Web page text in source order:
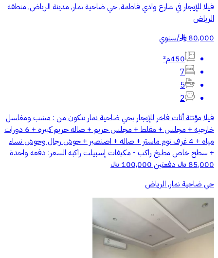
فيلا للإيجار في شارع وادي فاطمة, حي ضاحية نمار, مدينة الرياض, منطقة
الرياض
80,000
§
/سنوي
450م²
7
5
2
فيلا مؤثثة أثاث فاخر للإيجار بحي ضاحية نمار تتكون من : مشب ومغاسل
خارجيه + مجلس + مقلط + مجلس حريم + صاله حريم كبيره + 6 دورات
مياه + 4 غرف نوم ماستر + صاله + اصنصير + حوش رجال وحوش نساء
+ سطح خاص مطبخ راكب - مكيفات إسبيلت راكبه السعر: دفعه واحدة
85,000 ﷼ دفعتين 100,000 ﷼
حي ضاحية نمار, الرياض